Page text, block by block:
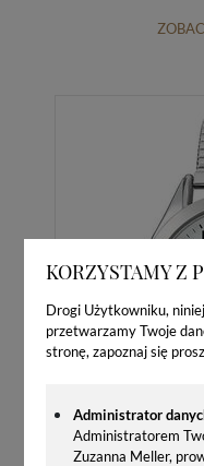
KORZYSTAMY Z
Drogi Użytkowniku,
przetwarzamy Twoje
stronę, zapoznaj się
Administrator
Administratorem
Zuzanna Meller,